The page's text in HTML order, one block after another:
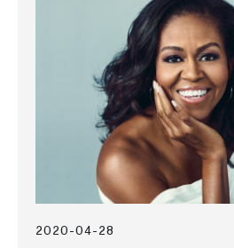
2020-04-28